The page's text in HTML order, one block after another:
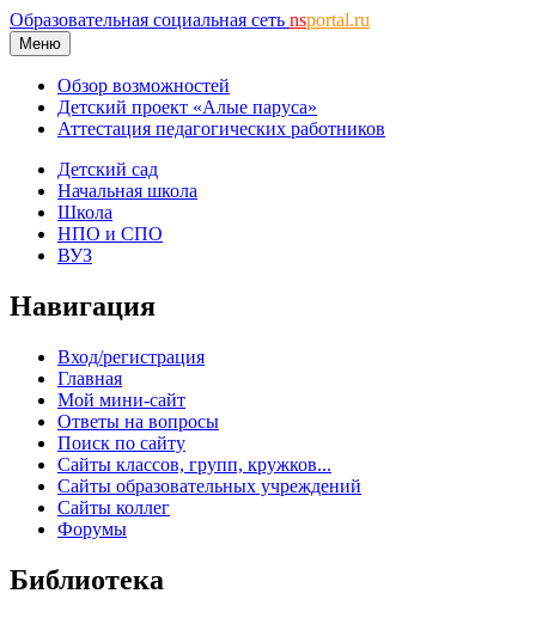
Образовательная социальная сеть nsportal.ru
Меню
Обзор возможностей
Детский проект «Алые паруса»
Аттестация педагогических работников
Детский сад
Начальная школа
Школа
НПО и СПО
ВУЗ
Навигация
Вход/регистрация
Главная
Мой мини-сайт
Ответы на вопросы
Поиск по сайту
Сайты классов, групп, кружков...
Сайты образовательных учреждений
Сайты коллег
Форумы
Библиотека